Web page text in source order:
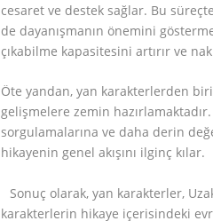
cesaret ve destek sağlar. Bu
de dayanışmanın önemini
çıkabilme kapasitesini artırır ve
Öte yandan, yan karakterlerden
gelişmelere zemin
sorgulamalarına ve daha derin
hikayenin genel akışını ilginç kılar.
Sonuç olarak, yan karakterler,
karakterlerin hikaye içerisindeki